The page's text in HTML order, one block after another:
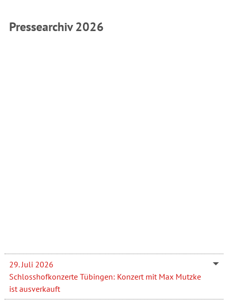
Pressearchiv 2026
29. Juli 2026
Schlosshofkonzerte Tübingen: Konzert mit Max Mutzke
ist ausverkauft